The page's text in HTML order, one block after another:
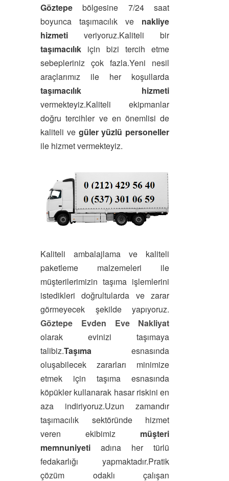
Göztepebölgesine 7/24 saat
boyunca taşımacılık ve nakliye
hizmeti veriyoruz.Kaliteli bir
taşımacılık için bizi tercih etme
sebepleriniz çok fazla.Yeni nesil
araçlarımız ile her koşullarda
taşımacılık hizmeti
vermekteyiz.Kaliteli ekipmanlar
doğru tercihler ve en önemlisi de
kaliteli ve güler yüzlü personeller
ile hizmet vermekteyiz.
Kaliteli ambalajlama ve kaliteli
paketleme malzemeleri ile
müşterilerimizin taşıma işlemlerini
istedikleri doğrultularda ve zarar
görmeyecek şekilde yapıyoruz.
Göztepe Evden Eve Nakliyat
olarak evinizi taşımaya
talibiz.Taşıma esnasında
oluşabilecek zararları minimize
etmek için taşıma esnasında
köpükler kullanarak hasar riskini en
aza indiriyoruz.Uzun zamandır
taşımacılık sektöründe hizmet
veren ekibimiz müşteri
memnuniyeti adına her türlü
fedakarlığı yapmaktadır.Pratik
çözüm odaklı çalışan